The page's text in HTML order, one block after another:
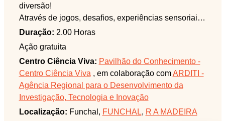
diversão!
Através de jogos, desafios, experiências sensoriais
e atividades interativas, os participantes vão
explorar o fantástico mundo do cérebro, dos
neurónios e das emoções.
O que vamos descobrir?
- O que é o cérebro e porque é chamado de "o chefe
do corpo"!
- Curiosidades incríveis sobre o cérebro.
- Como funcionam as emoções e o humor.
Duração: 2.00 Horas
Ação gratuita
Centro Ciência Viva: Pavilhão do Conhecimento -
Centro Ciência Viva, em colaboração comARDITI -
Agência Regional para o Desenvolvimento da
Investigação, Tecnologia e Inovação
Localização: Funchal, FUNCHAL, R A MADEIRA